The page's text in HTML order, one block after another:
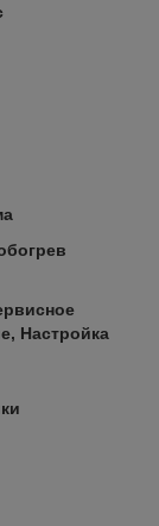
Настройка